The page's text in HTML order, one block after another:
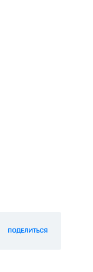
ПОДЕЛИТЬСЯ